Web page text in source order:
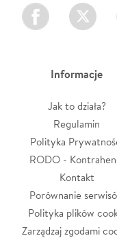
Facebook Twitter
Informacje
Jak to działa?
Regulamin
Polityka
RODO -
Kontakt
Porównanie
Polityka plików
Zarządzaj zgodami